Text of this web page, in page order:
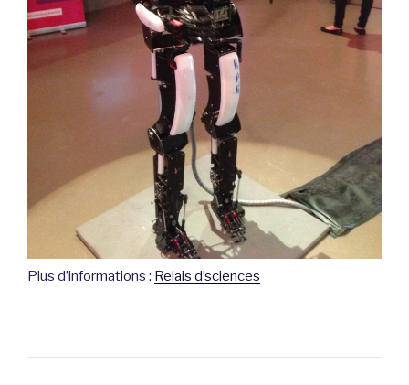
Plus d’informations : Relais d’sciences